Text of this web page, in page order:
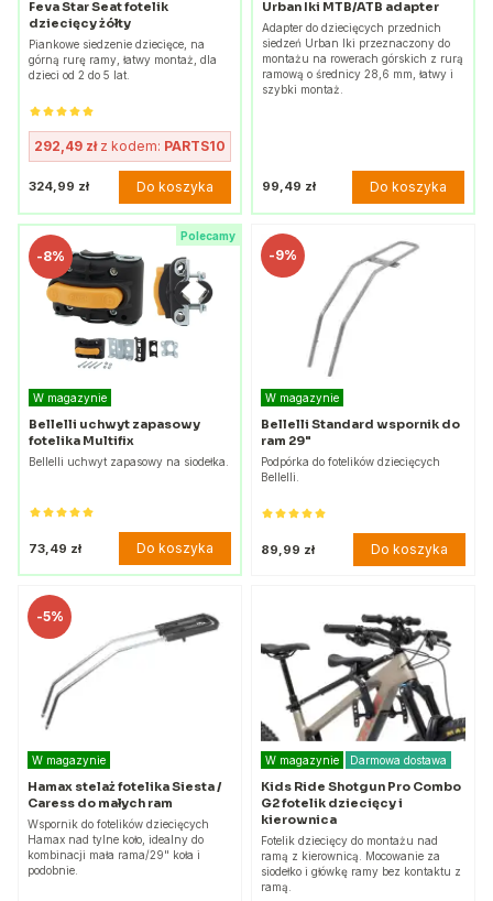
Feva Star Seat fotelik
dziecięcy żółty
Piankowe siedzenie dziecięce, na
górną rurę ramy, łatwy montaż, dla
dzieci od 2 do 5 lat.
292,49 złz kodem: PARTS10
324,99 zł Do koszyka
Urban Iki MTB/ATB adapter
Adapter do dziecięcych przednich
siedzeń Urban Iki przeznaczony do
montażu na rowerach górskich z rurą
ramową o średnicy 28,6 mm, łatwy i
szybki montaż.
99,49 zł Do koszyka
Polecamy
-8%
W magazynie
Bellelli uchwyt zapasowy
fotelika Multifix
Bellelli uchwyt zapasowy na siodełka.
73,49 zł Do koszyka
-9%
W magazynie
Bellelli Standard wspornik do
ram 29"
Podpórka do fotelików dziecięcych
Bellelli.
89,99 zł Do koszyka
-5%
W magazynie
Hamax stelaż fotelika Siesta /
Caress do małych ram
Wspornik do fotelików dziecięcych
Hamax nad tylne koło, idealny do
kombinacji mała rama/29" koła i
podobnie.
W magazynie Darmowa dostawa
Kids Ride Shotgun Pro Combo
G2 fotelik dziecięcy i
kierownica
Fotelik dziecięcy do montażu nad
ramą z kierownicą. Mocowanie za
siodełko i główkę ramy bez kontaktu z
ramą.